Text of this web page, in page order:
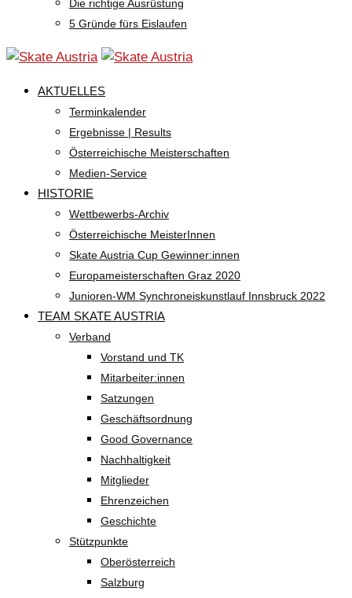
Die richtige Ausrüstung
5 Gründe fürs Eislaufen
AKTUELLES
Terminkalender
Ergebnisse | Results
Österreichische Meisterschaften
Medien-Service
HISTORIE
Wettbewerbs-Archiv
Österreichische MeisterInnen
Skate Austria Cup Gewinner:innen
Europameisterschaften Graz 2020
Junioren-WM Synchroneiskunstlauf Innsbruck 2022
TEAM SKATE AUSTRIA
Verband
Vorstand und TK
Mitarbeiter:innen
Satzungen
Geschäftsordnung
Good Governance
Nachhaltigkeit
Mitglieder
Ehrenzeichen
Geschichte
Stützpunkte
Oberösterreich
Salzburg